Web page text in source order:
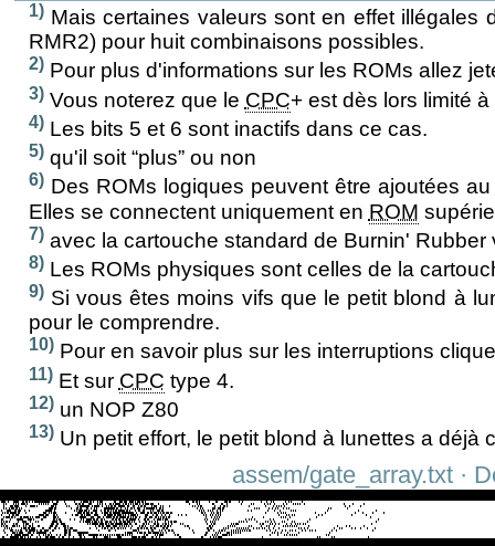
1)Mais certaines valeurs sont en effet illégales
RMR2) pour huit combinaisons possibles.
2)Pour plus d'informations sur les ROMs allez
3)Vous noterez que le CPC+ est dès lors limité
4)Les bits 5 et 6 sont inactifs dans ce cas.
5)qu'il soit “plus” ou non
6)Des ROMs logiques peuvent être ajoutées
Elles se connectent uniquement en ROM
7)avec la cartouche standard de Burnin' Rubber
8)Les ROMs physiques sont celles de la
9)Si vous êtes moins vifs que le petit blond à
pour le comprendre.
10)Pour en savoir plus sur les interruptions
11)Et sur CPC type 4.
12)un NOP Z80
13)Un petit effort, le petit blond à lunettes a déjà
assem/gate_array.txt ·